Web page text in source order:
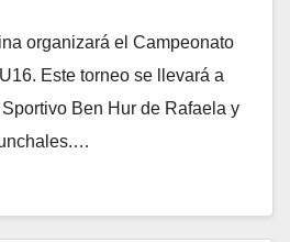
organizará el Campeonato
Este torneo se llevará a
Ben Hur de Rafaela y